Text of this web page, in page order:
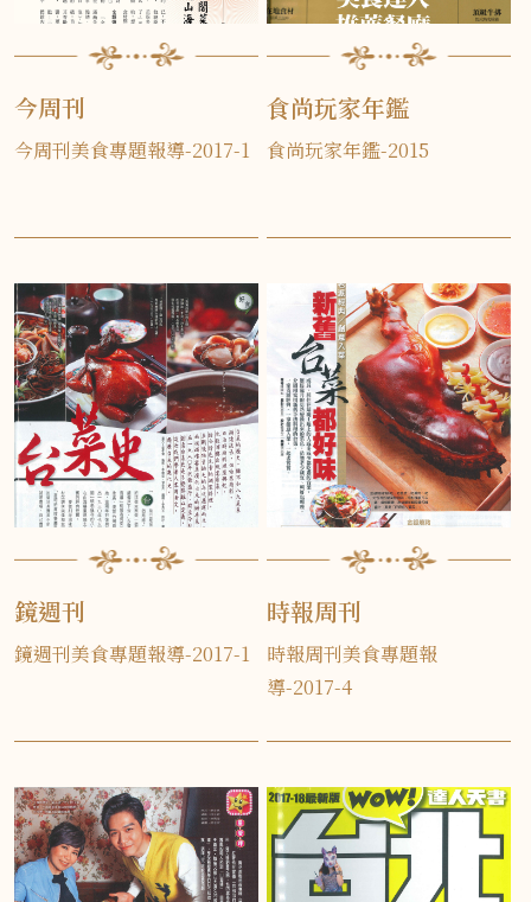
今周刊
今周刊美食專題報導-2017-1
食尚玩家年鑑
食尚玩家年鑑-2015
鏡週刊
鏡週刊美食專題報導-2017-1
時報周刊
時報周刊美食專題報
導-2017-4